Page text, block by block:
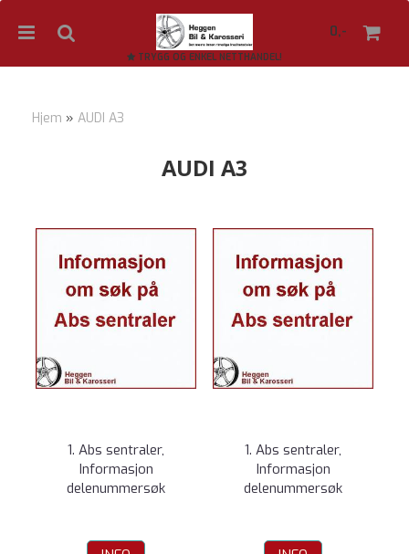
0,-
TRYGG OG ENKEL NETTHANDEL!
Hjem » AUDI A3
AUDI A3
1. Abs sentraler,
Informasjon
delenummersøk
1. Abs sentraler,
Informasjon
delenummersøk